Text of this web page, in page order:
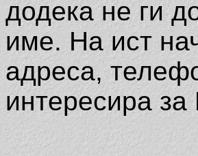
додека не ги
име. На ист
адреса,
интересира за